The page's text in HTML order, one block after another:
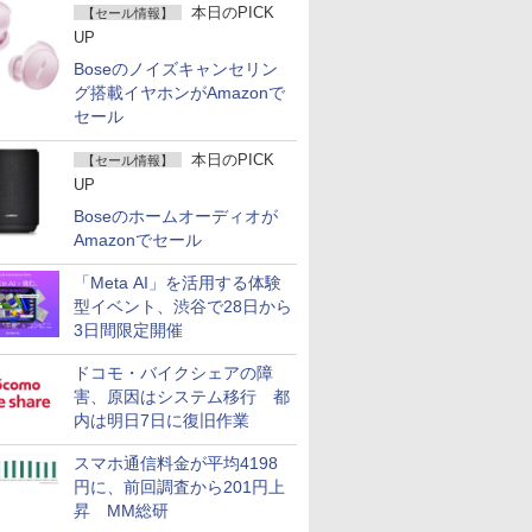
【セール情報】
本日のPICK
UP
Boseのノイズキャンセリン
グ搭載イヤホンがAmazonで
セール
【セール情報】
本日のPICK
UP
Boseのホームオーディオが
Amazonでセール
「Meta AI」を活用する体験
型イベント、渋谷で28日から
3日間限定開催
ドコモ・バイクシェアの障
害、原因はシステム移行 都
内は明日7日に復旧作業
スマホ通信料金が平均4198
円に、前回調査から201円上
昇 MM総研